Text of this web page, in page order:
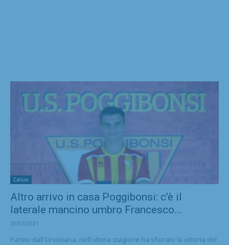
Calcio
Altro arrivo in casa Poggibonsi: c’è il
laterale mancino umbro Francesco...
30/07/2021
Partito dall'Orvietana, nell'ultima stagione ha sfiorato la vittoria del